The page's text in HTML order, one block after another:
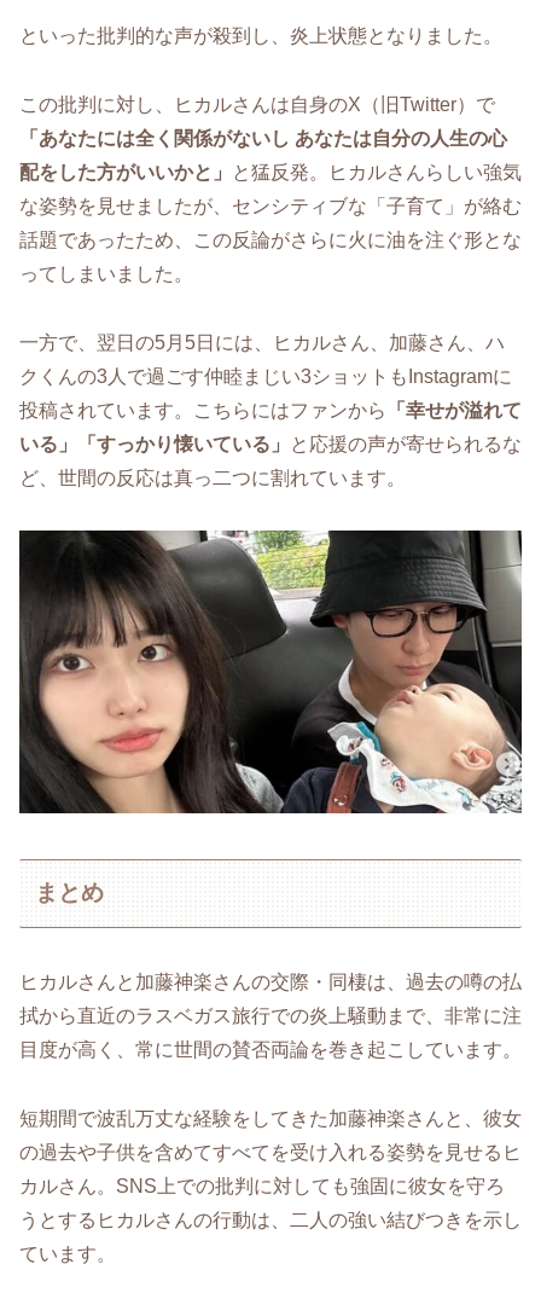
といった批判的な声が殺到し、炎上状態となりました。
この批判に対し、ヒカルさんは自身のX（旧Twitter）で
「あなたには全く関係がないし あなたは自分の人生の心
配をした方がいいかと」
と猛反発。ヒカルさんらしい強気
な姿勢を見せましたが、センシティブな「子育て」が絡む
話題であったため、この反論がさらに火に油を注ぐ形とな
ってしまいました。
一方で、翌日の5月5日には、ヒカルさん、加藤さん、ハ
クくんの3人で過ごす仲睦まじい3ショットもInstagramに
投稿されています。こちらにはファンから
「幸せが溢れて
いる」「すっかり懐いている」
と応援の声が寄せられるな
ど、世間の反応は真っ二つに割れています。
まとめ
ヒカルさんと加藤神楽さんの交際・同棲は、過去の噂の払
拭から直近のラスベガス旅行での炎上騒動まで、非常に注
目度が高く、常に世間の賛否両論を巻き起こしています。
短期間で波乱万丈な経験をしてきた加藤神楽さんと、彼女
の過去や子供を含めてすべてを受け入れる姿勢を見せるヒ
カルさん。SNS上での批判に対しても強固に彼女を守ろ
うとするヒカルさんの行動は、二人の強い結びつきを示し
ています。